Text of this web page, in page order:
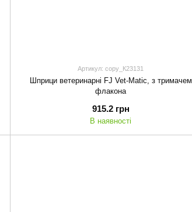
Артикул: copy_К23131
Шприци ветеринарні FJ Vet-Matic, з тримачем
флакона
915.2 грн
В наявності